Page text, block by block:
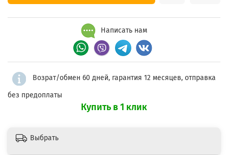
Написать нам
Возрат/обмен 60 дней, гарантия 12 месяцев, отправка
без предоплаты
Купить в 1 клик
Выбрать